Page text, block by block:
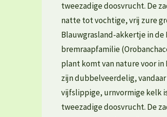
tweezadige doosvrucht. De
natte tot vochtige, vrij zure
Blauwgrasland-akkertje in
bremraapfamilie
plant komt van nature voor in
zijn dubbelveerdelig,
vijfslippige, urnvormige kelk
tweezadige doosvrucht. De